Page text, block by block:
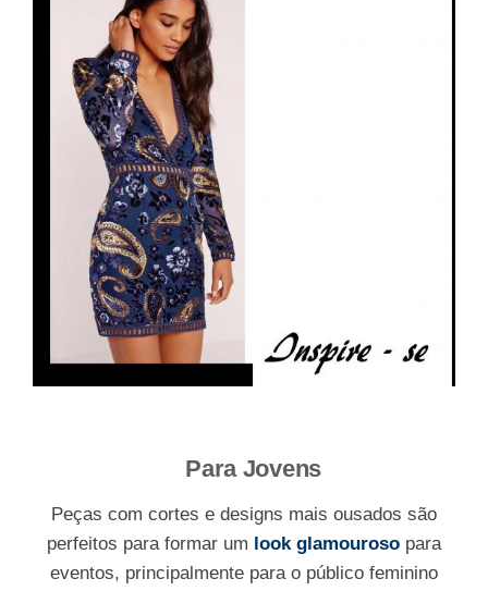
Para Jovens
Peças com cortes e designs mais ousados são
perfeitos para formar um look glamouroso para
eventos, principalmente para o público feminino